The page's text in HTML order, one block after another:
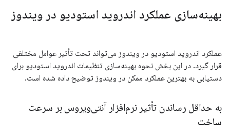
بهینه‌سازی عملکرد اندروید استودیو در ویندوز
عملکرد اندروید استودیو در ویندوز می‌تواند تحت تأثیر عوامل مختلفی
قرار گیرد. در این بخش نحوه بهینه‌سازی تنظیمات اندروید استودیو برای
دستیابی به بهترین عملکرد ممکن در ویندوز توضیح داده شده است.
به حداقل رساندن تأثیر نرم‌افزار آنتی‌ویروس بر سرعت
ساخت